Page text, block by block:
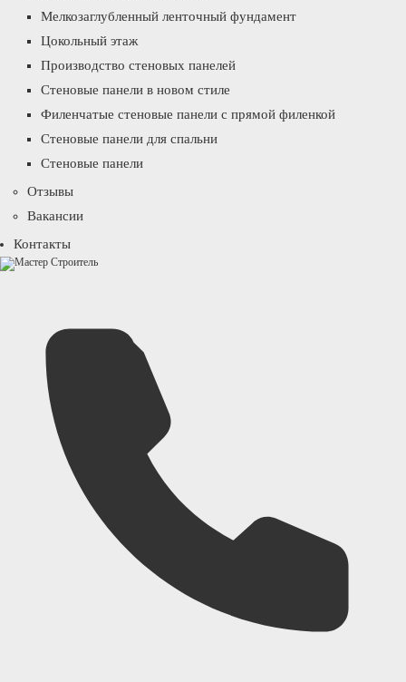
Мелкозаглубленный ленточный фундамент
Цокольный этаж
Производство стеновых панелей
Стеновые панели в новом стиле
Филенчатые стеновые панели с прямой филенкой
Стеновые панели для спальни
Стеновые панели
Отзывы
Вакансии
Контакты